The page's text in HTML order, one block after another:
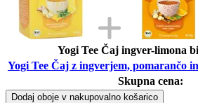
Yogi Tee Čaj ingver-limona
Yogi Tee Čaj z ingverjem, pomarančo
Skupna cena:
Dodaj oboje v nakupovalno košarico